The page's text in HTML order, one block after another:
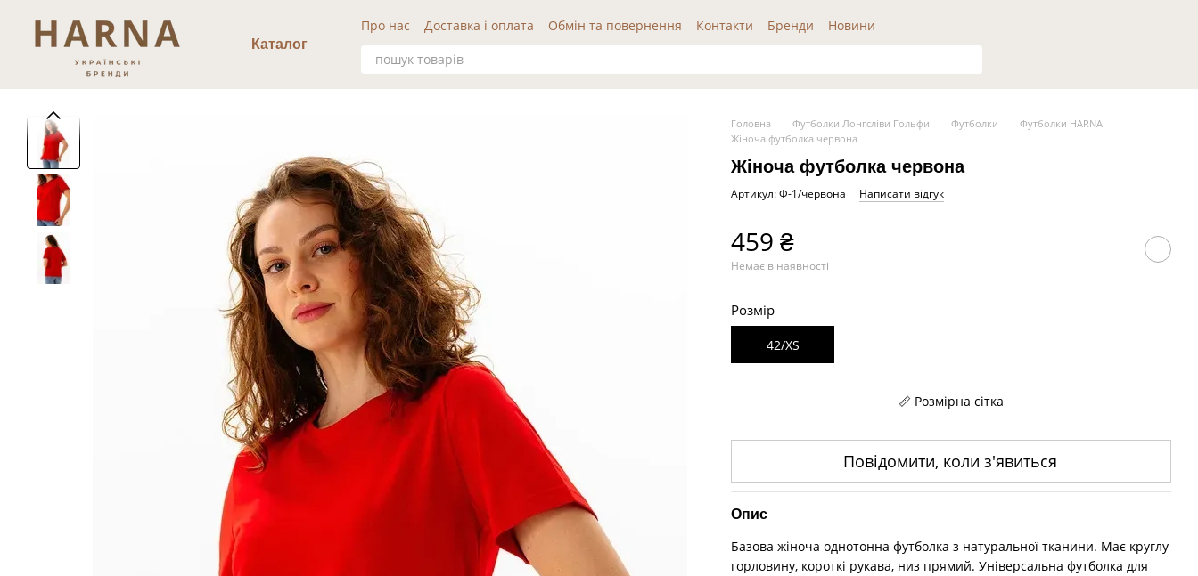
Каталог
Про нас Доставка і оплата Обмін та повернення Контакти Бренди
Новини
Угода користувача
Публічна оферта Відгуки про нас
Головна Футболки Лонгсліви Гольфи Футболки
Футболки HARNA
Жіноча футболка червона
Жіноча футболка червона
Артикул: Ф-1/червона Написати відгук
459 ₴
Немає в наявності
Розмір
42/XS
Розмірна сітка
Повідомити, коли з'явиться
Опис
Базова жіноча однотонна футболка з натуральної тканини. Має круглу
горловину, короткі рукава, низ прямий. Універсальна футболка для